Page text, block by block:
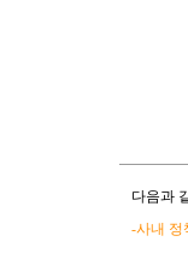
다음과
-사내 정